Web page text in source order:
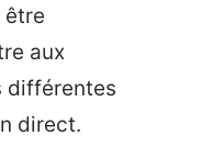
être
aux
différentes
direct.